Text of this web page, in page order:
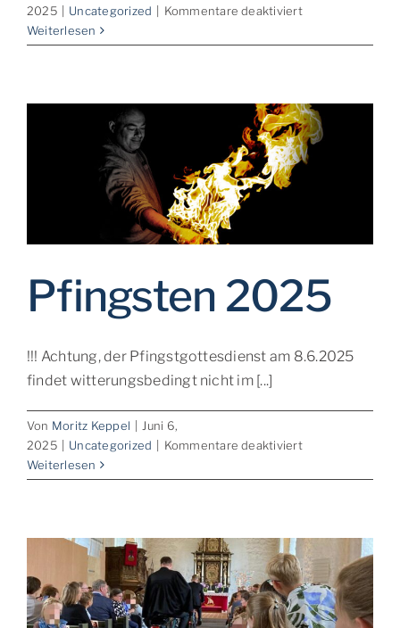
2025
Uncategorized Kommentare deaktiviertfür
Gottesdienst
Weiterlesen
Pfingsten 2025
!!! Achtung, der Pfingstgottesdienst am 8.6.2025
findet witterungsbedingt nicht im [...]
Von Moritz Keppel
Juni 6,
2025
Uncategorized Kommentare deaktiviertfür
2025
Weiterlesen